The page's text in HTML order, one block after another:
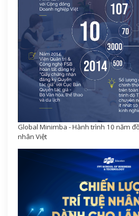
Global Minimba - Hành trình 10 năm
nhân Việt